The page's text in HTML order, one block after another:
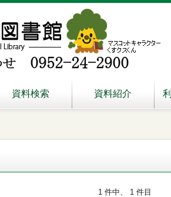
資料検索 資料紹介
1 件中、 1 件目